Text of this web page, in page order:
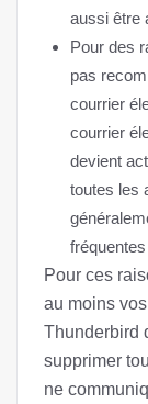
aussi être
Pour des
pas
courrier
courrier
devient
toutes les
Pour ces
au moins
Thunderbird
supprimer
ne